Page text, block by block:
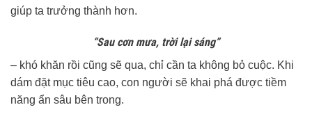
giúp ta trưởng thành hơn.
“Sau cơn mưa, trời lại sáng”
– khó khăn rồi cũng sẽ qua, chỉ cần ta không bỏ cuộc. Khi
dám đặt mục tiêu cao, con người sẽ khai phá được tiềm
năng ẩn sâu bên trong.